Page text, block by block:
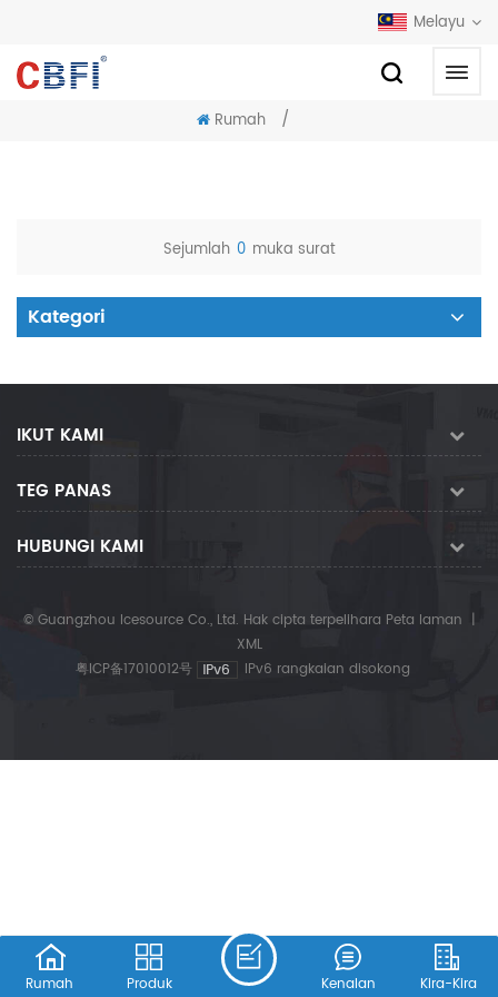
Melayu
Rumah /
Sejumlah 0 muka surat
Kategori
IKUT KAMI
TEG PANAS
HUBUNGI KAMI
© Guangzhou Icesource Co., Ltd. Hak cipta terpelihara Peta laman |
XML
粤ICP备17010012号
IPv6 rangkaian disokong
Rumah Produk Kira-Kira
Kenalan